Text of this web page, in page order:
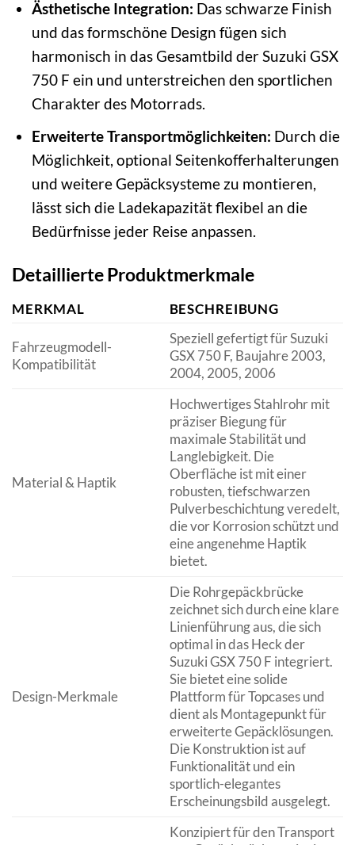
Ästhetische Integration: Das schwarze Finish
und das formschöne Design fügen sich
harmonisch in das Gesamtbild der Suzuki GSX
750 F ein und unterstreichen den sportlichen
Charakter des Motorrads.
Erweiterte Transportmöglichkeiten: Durch die
Möglichkeit, optional Seitenkofferhalterungen
und weitere Gepäcksysteme zu montieren,
lässt sich die Ladekapazität flexibel an die
Bedürfnisse jeder Reise anpassen.
Detaillierte Produktmerkmale
MERKMAL BESCHREIBUNG
Fahrzeugmodell-
Kompatibilität
Speziell gefertigt für Suzuki
GSX 750 F, Baujahre 2003,
2004, 2005, 2006
Material & Haptik
Hochwertiges Stahlrohr mit
präziser Biegung für
maximale Stabilität und
Langlebigkeit. Die
Oberfläche ist mit einer
robusten, tiefschwarzen
Pulverbeschichtung veredelt,
die vor Korrosion schützt und
eine angenehme Haptik
bietet.
Design-Merkmale
Die Rohrgepäckbrücke
zeichnet sich durch eine klare
Linienführung aus, die sich
optimal in das Heck der
Suzuki GSX 750 F integriert.
Sie bietet eine solide
Plattform für Topcases und
dient als Montagepunkt für
erweiterte Gepäcklösungen.
Die Konstruktion ist auf
Funktionalität und ein
sportlich-elegantes
Erscheinungsbild ausgelegt.
Konzipiert für den Transport